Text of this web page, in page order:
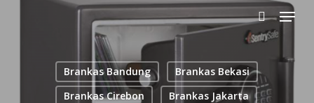
search
Menu
Brankas Bandung
Brankas Bekasi
Brankas Cirebon
Brankas Jakarta